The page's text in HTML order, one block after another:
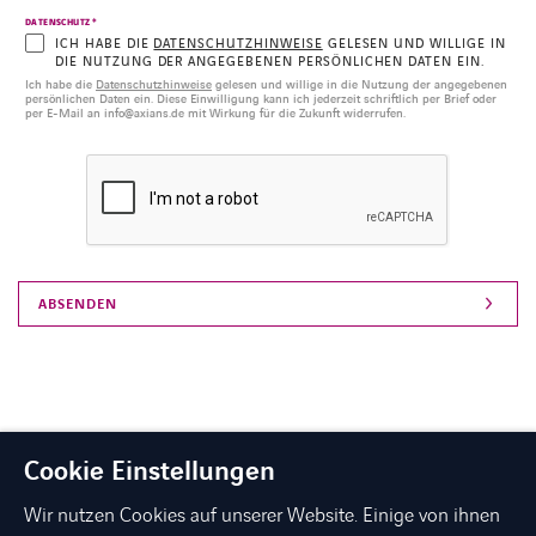
DATENSCHUTZ *
ICH HABE DIE DATENSCHUTZHINWEISE GELESEN UND WILLIGE IN
DIE NUTZUNG DER ANGEGEBENEN PERSÖNLICHEN DATEN EIN.
Ich habe die Datenschutzhinweise gelesen und willige in die Nutzung der angegebenen
persönlichen Daten ein. Diese Einwilligung kann ich jederzeit schriftlich per Brief oder
per E-Mail an info@axians.de mit Wirkung für die Zukunft widerrufen.
Cookie Einstellungen
Wir nutzen Cookies auf unserer Website. Einige von ihnen